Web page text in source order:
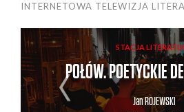
INTERNETOWA TELEWIZJA
STACJA
POŁÓW. POETYCKIE
JanROJEWSKI